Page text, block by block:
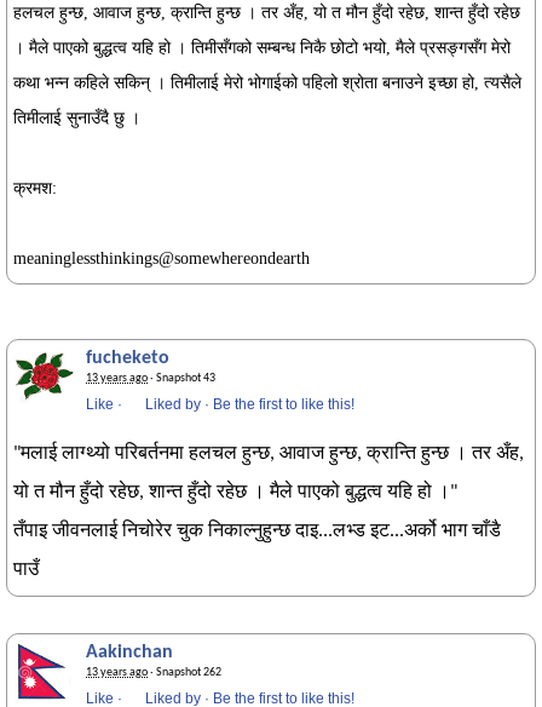
हलचल हुन्छ, आवाज हुन्छ, क्रान्ति हुन्छ । तर अँह, यो त मौन हुँदो रहेछ, शान्त हुँदो रहेछ
। मैले पाएको बुद्धत्व यहि हो । तिमीसँगको सम्बन्ध निकै छोटो भयो, मैले प्रसङ्गसँग मेरो
कथा भन्न कहिले सकिन् । तिमीलाई मेरो भोगाईको पहिलो श्रोता बनाउने इच्छा हो, त्यसैले
तिमीलाई सुनाउँदै छु ।
क्रमश:
meaninglessthinkings@somewhereondearth
fucheketo
13 years ago· Snapshot 43
Like · Liked by · Be the first to like this!
"मलाई लाग्थ्यो परिबर्तनमा हलचल हुन्छ, आवाज हुन्छ, क्रान्ति हुन्छ । तर अँह,
यो त मौन हुँदो रहेछ, शान्त हुँदो रहेछ । मैले पाएको बुद्धत्व यहि हो ।"
तँपाइ जीवनलाई निचोरेर चुक निकाल्नुहुन्छ दाइ...लभ्ड इट...अर्को भाग चाँडै
पाउँ
Aakinchan
13 years ago· Snapshot 262
Like · Liked by · Be the first to like this!